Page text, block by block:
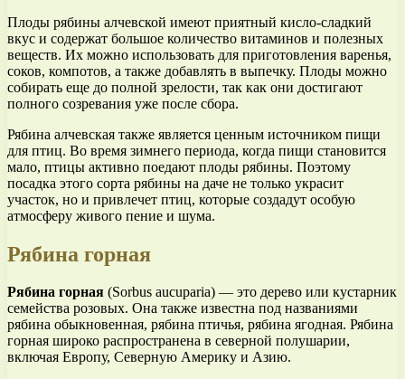
Плоды рябины алчевской имеют приятный кисло-сладкий
вкус и содержат большое количество витаминов и полезных
веществ. Их можно использовать для приготовления варенья,
соков, компотов, а также добавлять в выпечку. Плоды можно
собирать еще до полной зрелости, так как они достигают
полного созревания уже после сбора.
Рябина алчевская также является ценным источником пищи
для птиц. Во время зимнего периода, когда пищи становится
мало, птицы активно поедают плоды рябины. Поэтому
посадка этого сорта рябины на даче не только украсит
участок, но и привлечет птиц, которые создадут особую
атмосферу живого пение и шума.
Рябина горная
Рябина горная (Sorbus aucuparia) — это дерево или кустарник
семейства розовых. Она также известна под названиями
рябина обыкновенная, рябина птичья, рябина ягодная. Рябина
горная широко распространена в северной полушарии,
включая Европу, Северную Америку и Азию.